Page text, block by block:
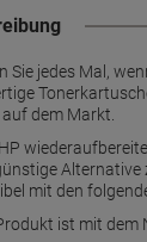
Sie jedes Mal,
dem Markt.
Alternative
mit den
ist mit